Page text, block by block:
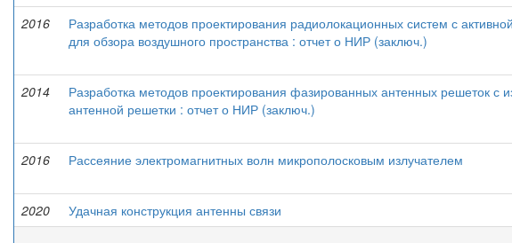
2016
Разработка методов проектирования радиолокационных систем с
для обзора воздушного пространства : отчет о НИР (заключ.)
2014
Разработка методов проектирования фазированных антенных решеток с
антенной решетки : отчет о НИР (заключ.)
2016
Рассеяние электромагнитных волн микрополосковым излучателем
2020
Удачная конструкция антенны связи